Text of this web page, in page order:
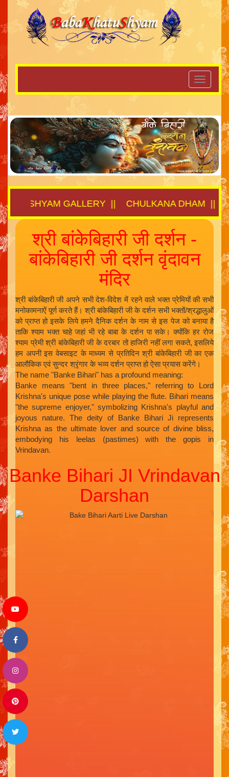
SHYAM GALLERY|| CHULKANA DHAM||
श्री बांकेबिहारी जी दर्शन -
बांकेबिहारी जी दर्शन वृंदावन
मंदिर
श्री बांकेबिहारी जी अपने सभी देश-विदेश में रहने वाले भक्त प्रेमियों की सभी
मनोकामनाऐं पूर्ण करते हैं। श्री बांकेबिहारी जी के दर्शन सभी भक्तों/श्रद्धालुओं
को प्राप्त हो इसके लिये हमने दैनिक दर्शन के नाम से इस पेज को बनाया है
ताकि श्याम भक्त चाहे जहां भी रहे बाबा के दर्शन पा सके। क्योंकि हर रोज
श्याम प्रेमी श्री बांकेबिहारी जी के दरबार तो हाजिरी नहीं लगा सकते, इसलिये
हम अपनी इस वेबसाइट के माध्यम से प्रतिदिन श्री बांकेबिहारी जी का एक
आलौकिक एवं सुन्दर श्रृंगार के भव्य दर्शन प्राप्त हो ऐसा प्रयास करेंगे।
The name "Banke Bihari" has a profound meaning:
Banke means "bent in three places," referring to Lord
Krishna's unique pose while playing the flute. Bihari means
"the supreme enjoyer," symbolizing Krishna's playful and
joyous nature. The deity of Banke Bihari Ji represents
Krishna as the ultimate lover and source of divine bliss,
embodying his leelas (pastimes) with the gopis in
Vrindavan.
Banke Bihari JI Vrindavan
Darshan